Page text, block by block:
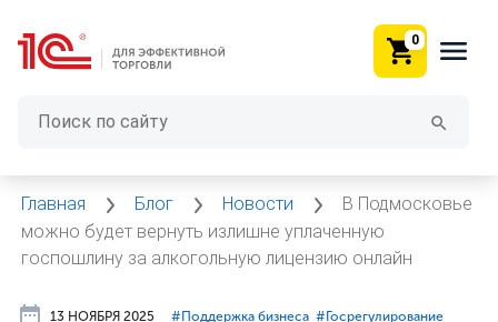
0
Главная Блог Новости
В Подмосковье
можно будет вернуть излишне уплаченную
госпошлину за алкогольную лицензию онлайн
13 НОЯБРЯ 2025 #⁣Поддержка бизнеса #⁣Госрегулирование